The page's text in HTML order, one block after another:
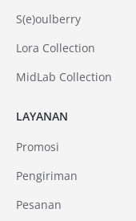
LAYANAN
Promosi
Pengiriman
Pesanan
S(e)oulberry
Lora Collection
MidLab Collection